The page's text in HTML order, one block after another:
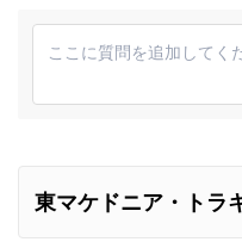
東マケドニア・トラ